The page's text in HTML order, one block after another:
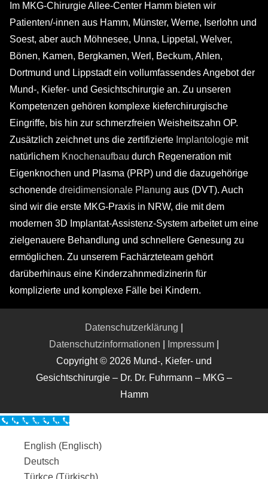
Im MKG-Chirurgie Allee-Center Hamm bieten wir
Patienten/-innen aus Hamm, Münster, Werne, Iserlohn und
Soest, aber auch Möhnesee, Unna, Lippetal, Welver,
Bönen, Kamen, Bergkamen, Werl, Beckum, Ahlen,
Dortmund und Lippstadt ein vollumfassendes Angebot der
Mund-, Kiefer- und Gesichtschirurgie an. Zu unseren
Kompetenzen gehören komplexe kieferchirurgische
Eingriffe, bis hin zur schmerzfreien Weisheitszahn OP.
Zusätzlich zeichnet uns die zertifizierte Implantologie mit
natürlichem Knochenaufbau durch Regeneration mit
Eigenknochen und Plasma (PRP) und die dazugehörige
schonende dreidimensionale Planung aus (DVT). Auch
sind wir die erste MKG-Praxis in NRW, die mit dem
modernen 3D Implantat-Assistenz-System arbeitet um eine
zielgenauere Behandlung und schnellere Genesung zu
ermöglichen. Zu unserem Fachärzteteam gehört
darüberhinaus eine Kinderzahnmedizinerin für
komplizierte und komplexe Fälle bei Kindern.
Datenschutzerklärung
Datenschutzinformationen
Impressum
Copyright © 2026 Mund-, Kiefer- und
Gesichtschirurgie – Dr. Dr. Fuhrmann – MKG –
Hamm
Call Now Button
English (Englisch)
Deutsch